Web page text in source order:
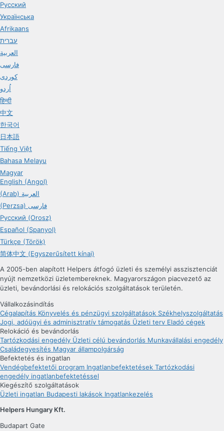
Русский
Українська
Afrikaans
עברית
العربية
فارسی
کوردی
اُردو
हिन्दी
中文
한국어
日本語
Tiếng Việt
Bahasa Melayu
Magyar
English (Angol)
(Arab) العربية
(Perzsa) فارسی
Русский (Orosz)
Español (Spanyol)
Türkçe (Török)
简体中文 (Egyszerűsített kínai)
A 2005-ben alapított Helpers átfogó üzleti és személyi asszisztenciát
nyújt nemzetközi üzletembereknek. Magyarországon piacvezető az
üzleti, bevándorlási és relokációs szolgáltatások területén.
Vállalkozásindítás
Cégalapítás Könyvelés és pénzügyi szolgáltatások Székhelyszolgáltatás
Jogi, adóügyi és adminisztratív támogatás Üzleti terv Eladó cégek
Relokáció és bevándorlás
Tartózkodási engedély Üzleti célú bevándorlás Munkavállalási engedély
Családegyesítés Magyar állampolgárság
Befektetés és ingatlan
Vendégbefektetői program Ingatlanbefektetések Tartózkodási
engedély ingatlanbefektetéssel
Kiegészítő szolgáltatások
Üzleti ingatlan Budapesti lakások Ingatlankezelés
Helpers Hungary Kft.
Budapart Gate